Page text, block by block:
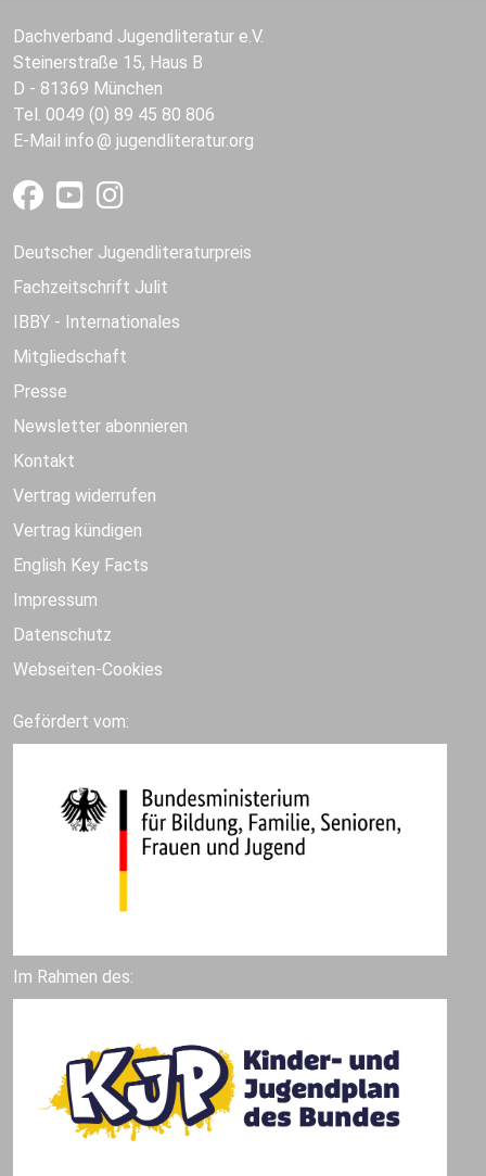
Dachverband Jugendliteratur e.V.
Steinerstraße 15, Haus B
D - 81369 München
Tel. 0049 (0) 89 45 80 806
E-Mail info jugendliteratur.org
Deutscher Jugendliteraturpreis
Fachzeitschrift Julit
IBBY - Internationales
Mitgliedschaft
Presse
Newsletter abonnieren
Kontakt
Vertrag widerrufen
Vertrag kündigen
English Key Facts
Impressum
Datenschutz
Webseiten-Cookies
Gefördert vom:
Im Rahmen des: